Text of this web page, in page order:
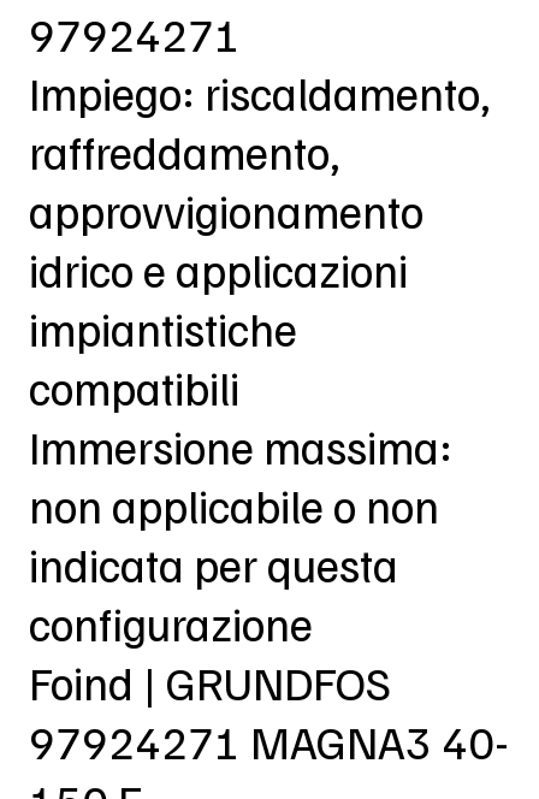
97924271
Impiego: riscaldamento,
raffreddamento,
approvvigionamento
idrico e applicazioni
impiantistiche
compatibili
Immersione massima:
non applicabile o non
indicata per questa
configurazione
Foind | GRUNDFOS
97924271 MAGNA3 40-